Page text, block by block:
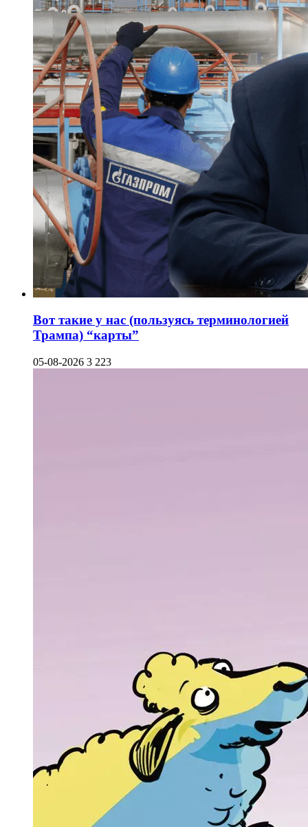
Вот такие у нас (пользуясь терминологией
Трампа) “карты”
05-08-2026 3 223